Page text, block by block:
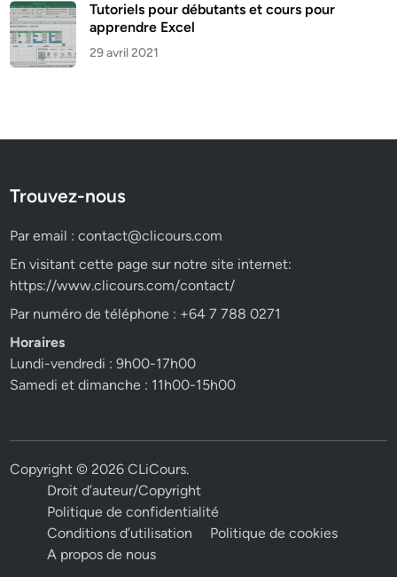
Tutoriels pour débutants et cours pour
apprendre Excel
29 avril 2021
Trouvez-nous
Par email :contact@clicours.com
En visitant cette page sur notre site internet:
https://www.clicours.com/contact/
Par numéro de téléphone : +64 7 788 0271
Horaires
Lundi-vendredi : 9h00-17h00
Samedi et dimanche : 11h00-15h00
Copyright © 2026CLiCours.
Droit d’auteur/Copyright
Politique de confidentialité
Conditions d’utilisation
Politique de cookies
A propos de nous